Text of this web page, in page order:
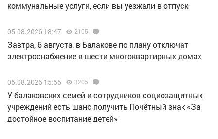
коммунальные услуги, если вы уезжали в отпуск
05.08.2026 18:47 2105
Завтра, 6 августа, в Балакове по плану отключат
электроснабжение в шести многоквартирных домах
05.08.2026 15:55 3205
У балаковских семей и сотрудников социозащитных
учреждений есть шанс получить Почётный знак «За
достойное воспитание детей»